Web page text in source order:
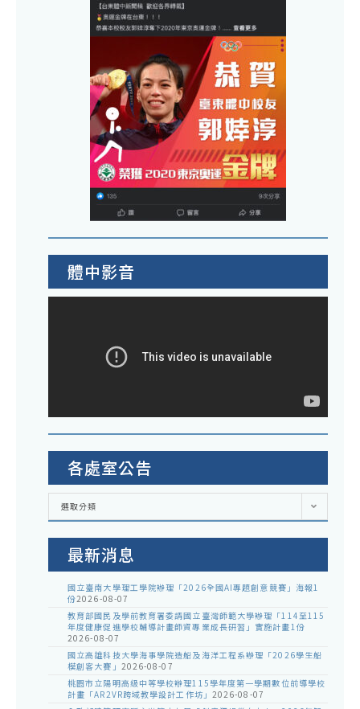
體中影音
各處室公告
各
室
告
選取分類
最新消息
國立臺南大學理工學院辦理「2026全國AI專題創意競賽」海報1
份2026-08-07
教育部國民及學前教育署委請國立臺灣師範大學辦理「114至115
年度健康促進學校輔導計畫師資專業成長研習」實施計畫1份
2026-08-07
國立高雄科技大學海事學院造船及海洋工程系辦理「2026學生船
模創客大賽」 2026-08-07
桃園市立陽明高級中等學校辦理115學年度第一學期數位前導學校
計畫「AR2VR跨域教學設計工作坊」 2026-08-07